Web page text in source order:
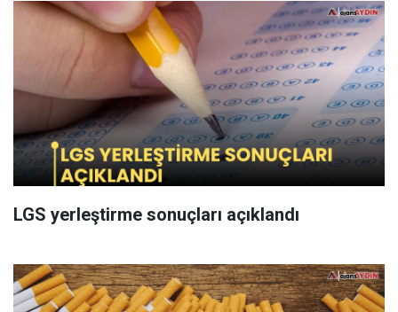
LGS yerleştirme sonuçları açıklandı